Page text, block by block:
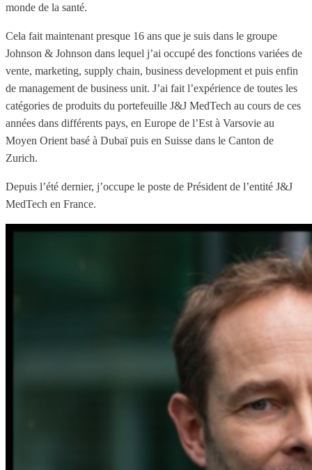
monde de la santé.
Cela fait maintenant presque 16 ans que je suis dans le groupe
Johnson & Johnson dans lequel j’ai occupé des fonctions variées de
vente, marketing, supply chain, business development et puis enfin
de management de business unit. J’ai fait l’expérience de toutes les
catégories de produits du portefeuille J&J MedTech au cours de ces
années dans différents pays, en Europe de l’Est à Varsovie au
Moyen Orient basé à Dubaï puis en Suisse dans le Canton de
Zurich.
Depuis l’été dernier, j’occupe le poste de Président de l’entité J&J
MedTech en France.